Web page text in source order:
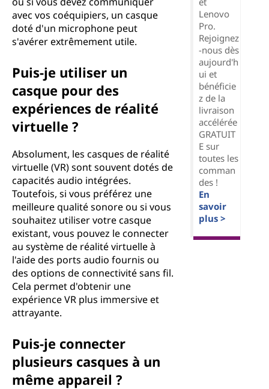
avec vos coéquipiers, un casque
doté d'un microphone peut
s'avérer extrêmement utile.
Puis-je utiliser un
casque pour des
expériences de réalité
virtuelle ?
Absolument, les casques de réalité
virtuelle (VR) sont souvent dotés de
capacités audio intégrées.
Toutefois, si vous préférez une
meilleure qualité sonore ou si vous
souhaitez utiliser votre casque
existant, vous pouvez le connecter
au système de réalité virtuelle à
l'aide des ports audio fournis ou
des options de connectivité sans fil.
Cela permet d'obtenir une
expérience VR plus immersive et
attrayante.
Puis-je connecter
plusieurs casques à un
même appareil ?
Lenovo
Pro.
Rejoignez
-nous dès
aujourd'h
ui et
bénéficie
z de la
livraison
accélérée
GRATUIT
E sur
toutes les
comman
des !
En
savoir
plus >